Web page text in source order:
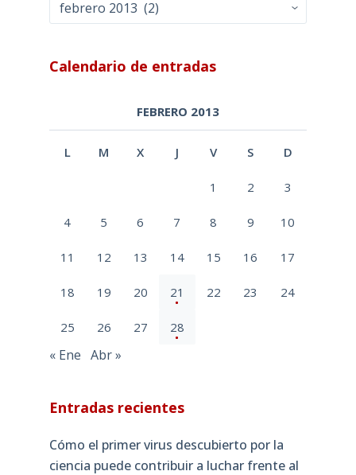
Calendario de entradas
FEBRERO 2013
L M X J V S D
1 2 3
4 5 6 7 8 9 10
11 12 13 14 15 16 17
18 19 20 21 22 23 24
25 26 27 28
« Ene Abr »
Entradas recientes
Cómo el primer virus descubierto por la
ciencia puede contribuir a luchar frente al